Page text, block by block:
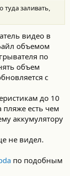
туда заливать,
видео в
объемом
по
объем
с
до 10
пляже есть чем
аккумулятору
не видел.
по подобным